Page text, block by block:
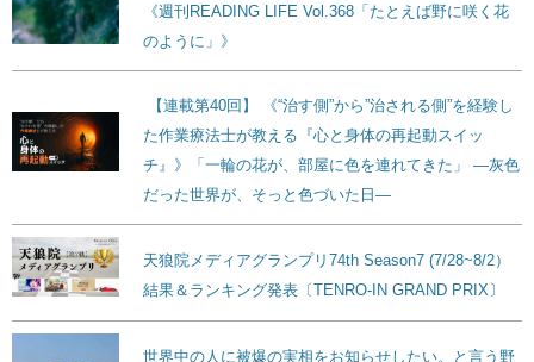
《週刊READING LIFE Vol.368「たとえば野に咲く花
のように」》
【連載第40回】 《“治す側”から”治される側”を経験し
た作業療法士が教える『心と身体の再起動スイッ
チ』》「一輪の花が、部屋に色を連れてきた」 ―灰色
だった世界が、そっと色づいた日―
天狼院メディアグランプリ74th Season7 (7/28~8/2）
結果＆ランキング発表〔TENRO-IN GRAND PRIX〕
世界中の人に被爆の実相をお知らせしたい。と言う野